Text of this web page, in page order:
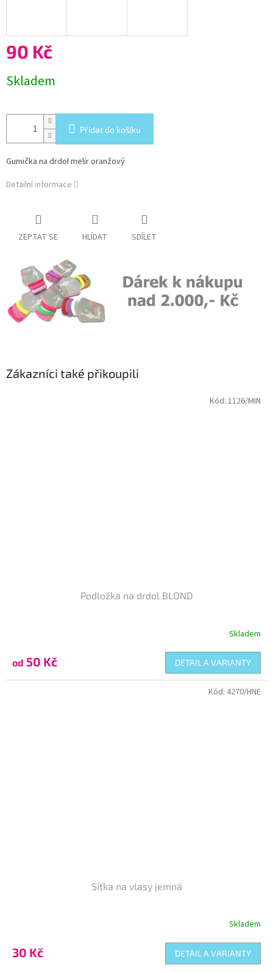
90 Kč
cena:
Skladem
Přidat do košíku
Gumička na drdol melír oranžový
Detailní informace
ZEPTAT SE HLÍDAT SDÍLET
Zákazníci také přikoupili
Podložka na drdol BLOND
Skladem
od 50 Kč DETAIL A VARIANTY
Kód: 1126/MIN
Síťka na vlasy jemná
produktu
je
Skladem
30 Kč DETAIL A VARIANTY
Kód: 4270/HNE